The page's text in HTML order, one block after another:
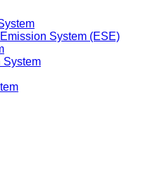
System (ESE)
System